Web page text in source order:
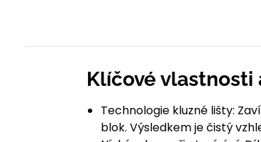
Klíčové
Technologie kluzné lišty:
blok. Výsledkem je čistý